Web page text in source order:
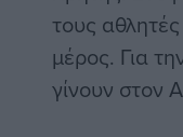
τους
μέρος. Για
γίνουν στον